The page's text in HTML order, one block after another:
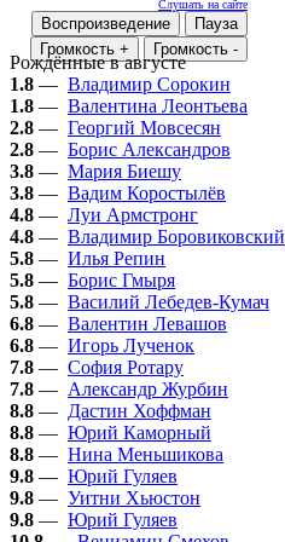
Слушать на сайте
Воспроизведение
Пауза
Громкость +
Громкость -
Рождённые в августе
1.8 — Владимир Сорокин
1.8 — Валентина Леонтьева
2.8 — Георгий Мовсесян
2.8 — Борис Александров
3.8 — Мария Биешу
3.8 — Вадим Коростылёв
4.8 — Луи Армстронг
4.8 — Владимир Боровиковский
5.8 — Илья Репин
5.8 — Борис Гмыря
5.8 — Василий Лебедев-Кумач
6.8 — Валентин Левашов
6.8 — Игорь Лученок
7.8 — София Ротару
7.8 — Александр Журбин
8.8 — Дастин Хоффман
8.8 — Юрий Каморный
8.8 — Нина Меньшикова
9.8 — Юрий Гуляев
9.8 — Уитни Хьюстон
9.8 — Юрий Гуляев